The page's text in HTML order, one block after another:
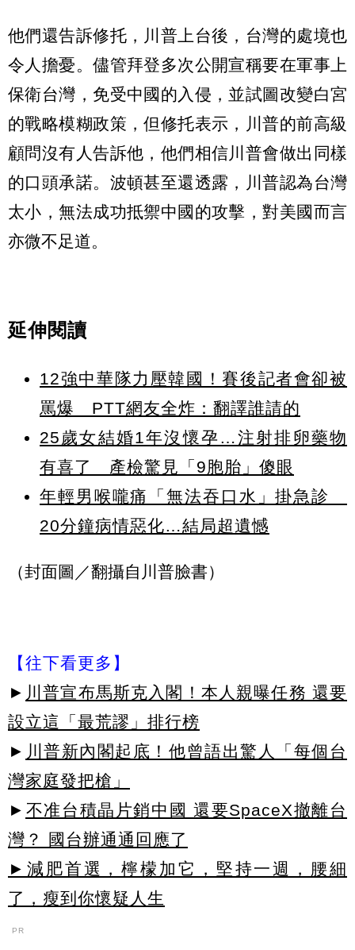
他們還告訴修托，川普上台後，台灣的處境也
令人擔憂。儘管拜登多次公開宣稱要在軍事上
保衛台灣，免受中國的入侵，並試圖改變白宮
的戰略模糊政策，但修托表示，川普的前高級
顧問沒有人告訴他，他們相信川普會做出同樣
的口頭承諾。波頓甚至還透露，川普認為台灣
太小，無法成功抵禦中國的攻擊，對美國而言
亦微不足道。
延伸閱讀
12強中華隊力壓韓國！賽後記者會卻被
罵爆 PTT網友全炸：翻譯誰請的
25歲女結婚1年沒懷孕…注射排卵藥物
有喜了 產檢驚見「9胞胎」傻眼
年輕男喉嚨痛「無法吞口水」掛急診
20分鐘病情惡化…結局超遺憾
（封面圖／翻攝自川普臉書）
【往下看更多】
► 川普宣布馬斯克入閣！本人親曝任務 還要
設立這「最荒謬」排行榜
► 川普新內閣起底！他曾語出驚人「每個台
灣家庭發把槍」
► 不准台積晶片銷中國 還要SpaceX撤離台
灣？ 國台辦通通回應了
►減肥首選，檸檬加它，堅持一週，腰細
了，瘦到你懷疑人生
PR